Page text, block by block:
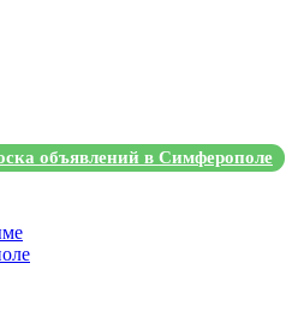
объявлений в Симферополе